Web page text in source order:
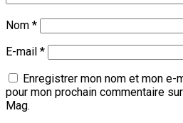
Nom *
E-mail *
Enregistrer mon nom et mon e-
pour mon prochain commentaire
Mag.